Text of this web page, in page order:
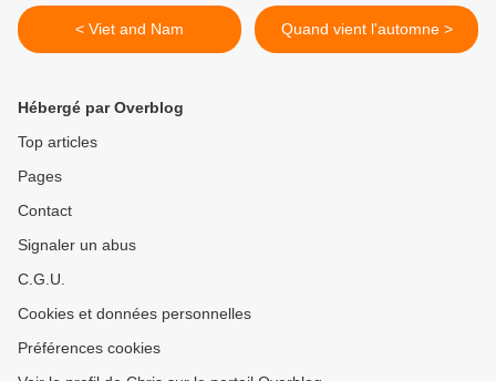
< Viet and Nam Quand vient l'automne >
Hébergé par Overblog
Top articles
Pages
Contact
Signaler un abus
C.G.U.
Cookies et données personnelles
Préférences cookies